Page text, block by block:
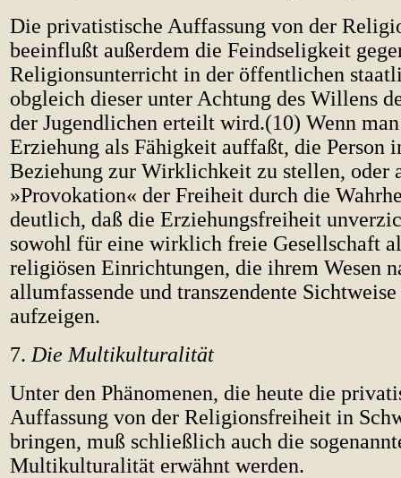
Die privatistische Auffassung von der
beeinflußt außerdem die Feindseligkeit
Religionsunterricht in der öffentlichen
obgleich dieser unter Achtung des Willens
der Jugendlichen erteilt wird.(10) Wenn
Erziehung als Fähigkeit auffaßt, die Person
Beziehung zur Wirklichkeit zu stellen, oder
»Provokation« der Freiheit durch die
deutlich, daß die Erziehungsfreiheit
sowohl für eine wirklich freie Gesellschaft
religiösen Einrichtungen, die ihrem Wesen
allumfassende und transzendente
aufzeigen.
7. Die Multikulturalität
Unter den Phänomenen, die heute die
Auffassung von der Religionsfreiheit in
bringen, muß schließlich auch die
Multikulturalität erwähnt werden.